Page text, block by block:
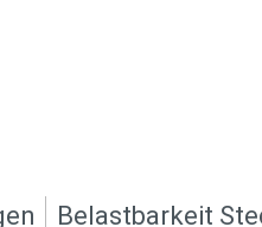
Belastbarkeit